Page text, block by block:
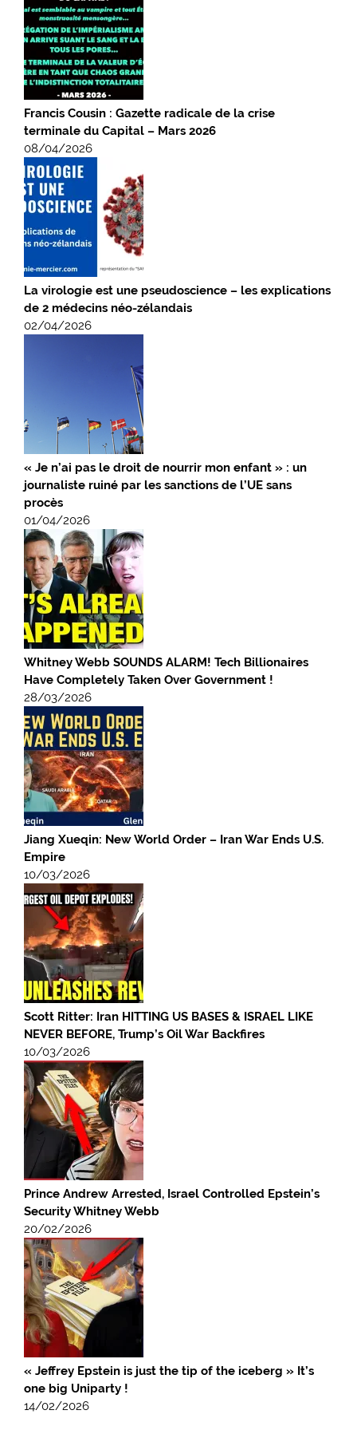
Francis Cousin : Gazette radicale de la crise
terminale du Capital – Mars 2026
08/04/2026
La virologie est une pseudoscience – les explications
de 2 médecins néo-zélandais
02/04/2026
« Je n’ai pas le droit de nourrir mon enfant » : un
journaliste ruiné par les sanctions de l’UE sans
procès
01/04/2026
Whitney Webb SOUNDS ALARM! Tech Billionaires
Have Completely Taken Over Government !
28/03/2026
Jiang Xueqin: New World Order – Iran War Ends U.S.
Empire
10/03/2026
Scott Ritter: Iran HITTING US BASES & ISRAEL LIKE
NEVER BEFORE, Trump’s Oil War Backfires
10/03/2026
Prince Andrew Arrested, Israel Controlled Epstein’s
Security Whitney Webb
20/02/2026
« Jeffrey Epstein is just the tip of the iceberg » It’s
one big Uniparty !
14/02/2026